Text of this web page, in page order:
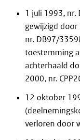
1 juli 1993,
gewijzigd
nr. DB97/
toestemming
achterhaald
2000, nr.
12 oktober
verloren door